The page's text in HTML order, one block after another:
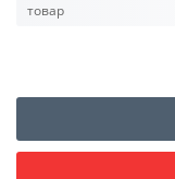
товар